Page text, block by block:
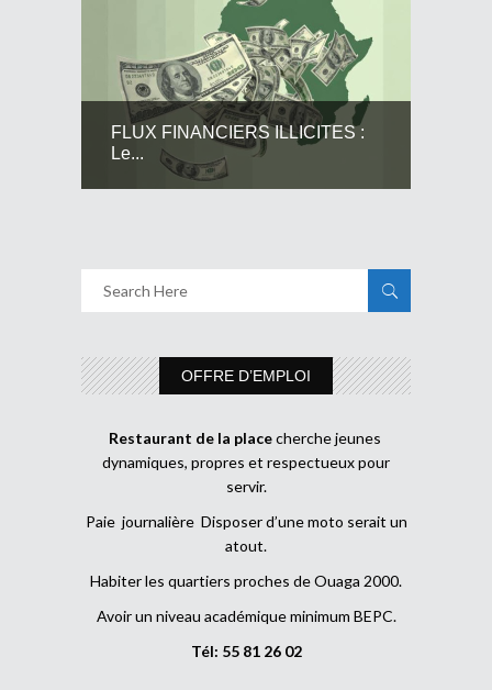
FLUX FINANCIERS ILLICITES :
Le...
OFFRE D’EMPLOI
Restaurant de la placecherche jeunes
dynamiques, propres et respectueux pour
servir.
Paie journalière Disposer d’une moto serait un
atout.
Habiter les quartiers proches de Ouaga 2000.
Avoir un niveau académique minimum BEPC.
Tél: 55 81 26 02